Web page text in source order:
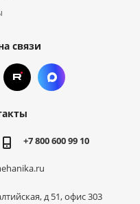
связи
+7 800 600 99 10
д 51, офис 303